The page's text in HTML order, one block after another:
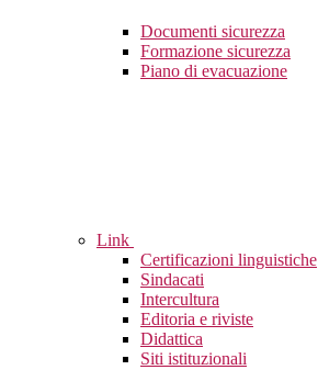
Documenti sicurezza
Formazione sicurezza
Piano di evacuazione
Link
Certificazioni linguistiche
Sindacati
Intercultura
Editoria e riviste
Didattica
Siti istituzionali